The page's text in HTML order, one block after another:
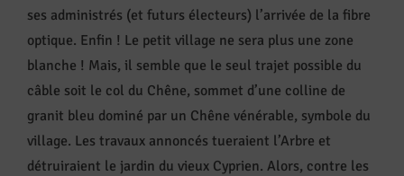
ses administrés (et futurs électeurs) l’arrivée de la fibre
optique. Enfin ! Le petit village ne sera plus une zone
blanche ! Mais, il semble que le seul trajet possible du
câble soit le col du Chêne, sommet d’une colline de
granit bleu dominé par un Chêne vénérable, symbole du
village. Les travaux annoncés tueraient l’Arbre et
détruiraient le jardin du vieux Cyprien. Alors, contre les